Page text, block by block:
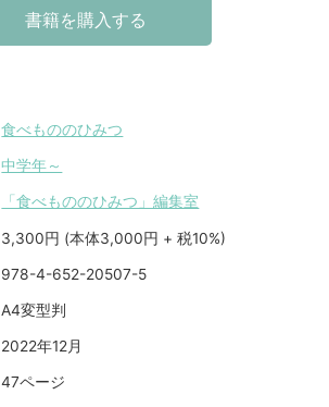
書籍を購入する
食べもののひみつ
中学年～
「食べもののひみつ」編集室
3,300円 (本体3,000円 + 税10%)
978-4-652-20507-5
A4変型判
2022年12月
47ページ